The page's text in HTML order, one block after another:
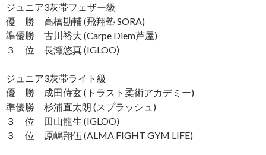
ジュニア3灰帯フェザー級
優 勝 高橋勘輔 (飛翔塾 SORA)
準優勝 古川裕大 (Carpe Diem芦屋)
３ 位 長瀬悠真 (IGLOO)
ジュニア3灰帯ライト級
優 勝 成田侍玄 (トラスト柔術アカデミー)
準優勝 杉浦直太朗 (スプラッシュ)
３ 位 田山龍生 (IGLOO)
３ 位 原嶋翔伍 (ALMA FIGHT GYM LIFE)